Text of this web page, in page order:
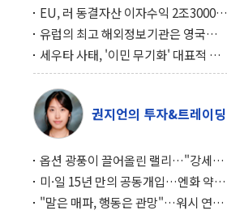
EU, 러 동결자산 이자수익 2조3000억
우크라 지원… 지금까지 5차례 13조
달해
유럽의 최고 해외정보기관은 영국의
MI6… 2위는 프랑스의 대외안보총국
세우타 사태, '이민 무기화' 대표적 사
례… 경제 규모 10분의 1 모로코의 스
페인 압박 수단
권지언의 투자&트레이딩
옵션 광풍이 끌어올린 랠리…"강세장
이면에 과열 경고등"
미·일 15년 만의 공동개입…엔화 약세
와의 싸움은 끝나지 않았다
"말은 매파, 행동은 관망"…워시 연준,